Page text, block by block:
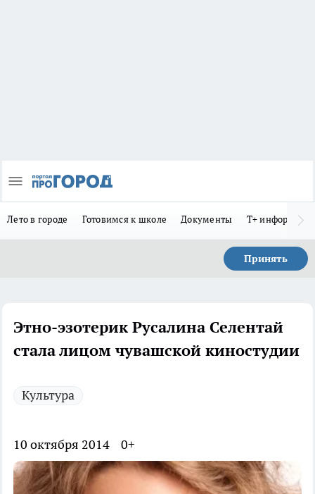
Лето в городе Готовимся к школе Документы Т+
Принять
Этно-эзотерик Русалина Селентай
стала лицом чувашской киностудии
Культура
10 октября 2014 0+